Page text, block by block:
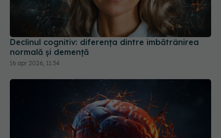
Declinul cognitiv: diferența dintre îmbătrânirea
normală și demență
16 apr 2026, 11:34